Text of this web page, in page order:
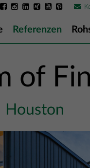
Referenzen
of
Houston